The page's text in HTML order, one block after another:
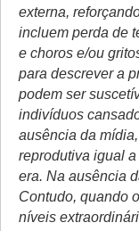
externa,
incluem perda de
e choros e/ou
para descrever a
podem ser
indivíduos
ausência da
reprodutiva igual
era. Na ausência
Contudo, quando
níveis